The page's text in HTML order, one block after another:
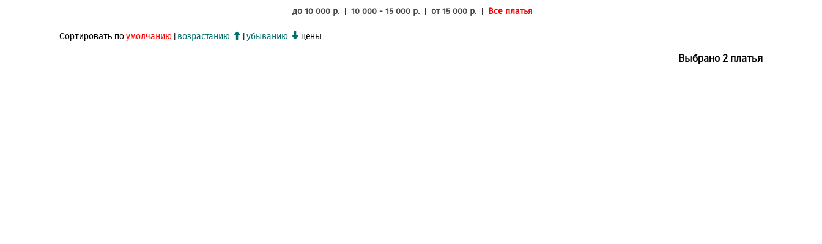
до 10 000 р. | 10 000 - 15 000 р. | от 15 000 р. | Все платья
Сортировать по умолчанию | возрастанию | убыванию цены
Выбрано 2 платья